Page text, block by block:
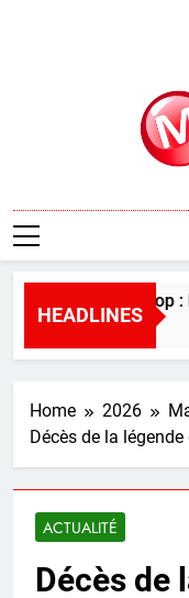
HEADLINES
Perles de la pop :
5 Days Ago
Home 2026
Décès de la
ACTUALITÉ
Décès de